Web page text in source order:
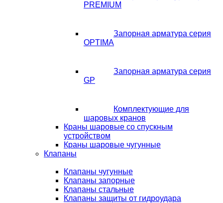
PREMIUM
Запорная арматура серия
OPTIMA
Запорная арматура серия
GP
Комплектующие для
шаровых кранов
Краны шаровые со спускным
устройством
Краны шаровые чугунные
Клапаны
Клапаны чугунные
Клапаны запорные
Клапаны стальные
Клапаны защиты от гидроудара